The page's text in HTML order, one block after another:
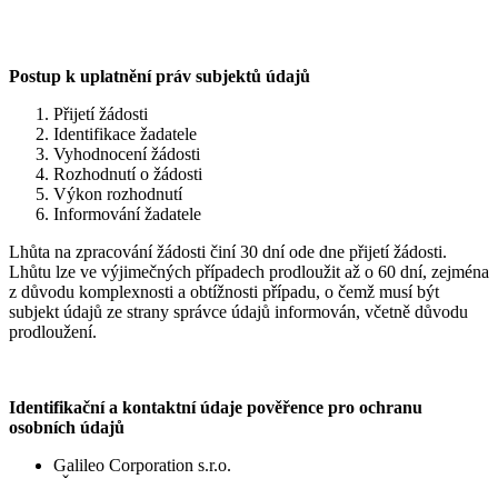
Postup k uplatnění práv subjektů údajů
Přijetí žádosti
Identifikace žadatele
Vyhodnocení žádosti
Rozhodnutí o žádosti
Výkon rozhodnutí
Informování žadatele
Lhůta na zpracování žádosti činí 30 dní ode dne přijetí žádosti.
Lhůtu lze ve výjimečných případech prodloužit až o 60 dní, zejména
z důvodu komplexnosti a obtížnosti případu, o čemž musí být
subjekt údajů ze strany správce údajů informován, včetně důvodu
prodloužení.
Identifikační a kontaktní údaje pověřence pro ochranu
osobních údajů
Galileo Corporation s.r.o.